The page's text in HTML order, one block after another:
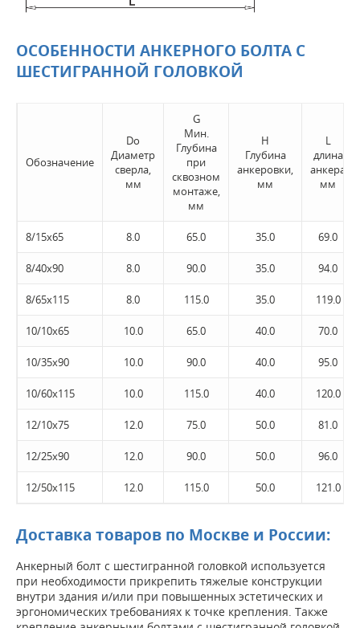
ОСОБЕННОСТИ АНКЕРНОГО БОЛТА С
ШЕСТИГРАННОЙ ГОЛОВКОЙ
Обозначение
Do
Диаметр
сверла,
мм
G
Мин.
Глубина
при
сквозном
монтаже,
мм
H
Глубина
анкеровки,
мм
L
длина
анкера
мм
8/15x65 8.0 65.0 35.0 69.0
8/40x90 8.0 90.0 35.0 94.0
8/65x115 8.0 115.0 35.0 119.0
10/10x65 10.0 65.0 40.0 70.0
10/35x90 10.0 90.0 40.0 95.0
10/60x115 10.0 115.0 40.0 120.0
12/10x75 12.0 75.0 50.0 81.0
12/25x90 12.0 90.0 50.0 96.0
12/50x115 12.0 115.0 50.0 121.0
Доставка товаров по Москве и России:
Анкерный болт с шестигранной головкой используется
при необходимости прикрепить тяжелые конструкции
внутри здания и/или при повышенных эстетических и
эргономических требованиях к точке крепления. Также